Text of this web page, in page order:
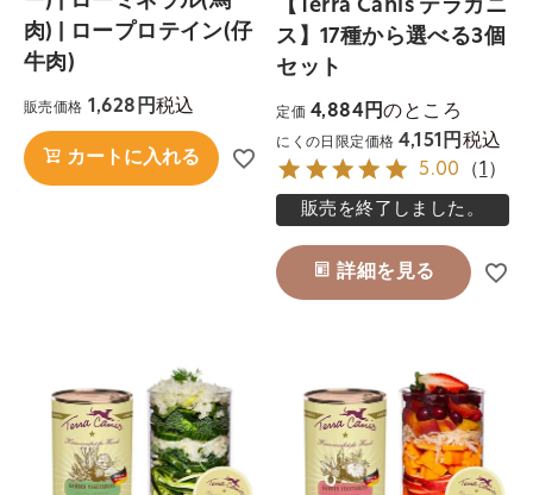
肉) | ロープロテイン(仔
牛肉)
販売価格 1,628 税込
カートに入れる
【Terra Canis テラカニ
ス】17種から選べる3個
セット
定価 4,884 のところ
にくの日限定価格 4,151 税込
5.00 （1 ）
販売を終了しました。
詳細を見る